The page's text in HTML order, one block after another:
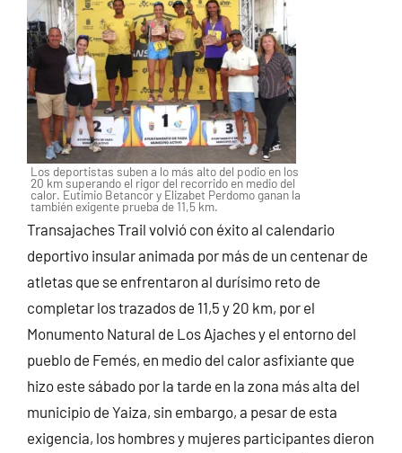
Los deportistas suben a lo más alto del podio en los
20 km superando el rigor del recorrido en medio del
calor. Eutimio Betancor y Elizabet Perdomo ganan la
también exigente prueba de 11,5 km.
Transajaches Trail volvió con éxito al calendario
deportivo insular animada por más de un centenar de
atletas que se enfrentaron al durísimo reto de
completar los trazados de 11,5 y 20 km, por el
Monumento Natural de Los Ajaches y el entorno del
pueblo de Femés, en medio del calor asfixiante que
hizo este sábado por la tarde en la zona más alta del
municipio de Yaiza, sin embargo, a pesar de esta
exigencia, los hombres y mujeres participantes dieron